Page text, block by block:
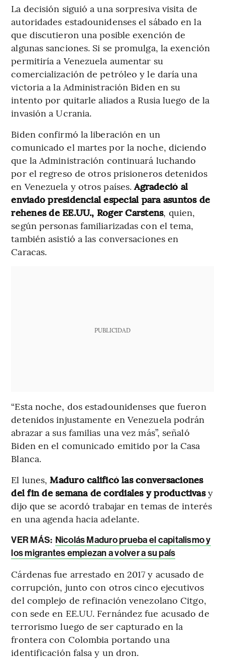
La decisión siguió a una sorpresiva visita de
autoridades estadounidenses el sábado en la
que discutieron una posible exención de
algunas sanciones. Si se promulga, la exención
permitiría a Venezuela aumentar su
comercialización de petróleo y le daría una
victoria a la Administración Biden en su
intento por quitarle aliados a Rusia luego de la
invasión a Ucrania.
Biden confirmó la liberación en un
comunicado el martes por la noche, diciendo
que la Administración continuará luchando
por el regreso de otros prisioneros detenidos
en Venezuela y otros países.Agradeció al
enviado presidencial especial para asuntos de
rehenes de EE.UU., Roger Carstens, quien,
según personas familiarizadas con el tema,
también asistió a las conversaciones en
Caracas.
PUBLICIDAD
“Esta noche, dos estadounidenses que fueron
detenidos injustamente en Venezuela podrán
abrazar a sus familias una vez más”, señaló
Biden en el comunicado emitido por la Casa
Blanca.
El lunes,Maduro calificó las conversaciones
del fin de semana de cordiales y productivasy
dijo que se acordó trabajar en temas de interés
en una agenda hacia adelante.
VER MÁS: Nicolás Maduro prueba el capitalismo y
los migrantes empiezan a volver a su país
Cárdenas fue arrestado en 2017 y acusado de
corrupción, junto con otros cinco ejecutivos
del complejo de refinación venezolano Citgo,
con sede en EE.UU. Fernández fue acusado de
terrorismo luego de ser capturado en la
frontera con Colombia portando una
identificación falsa y un dron.